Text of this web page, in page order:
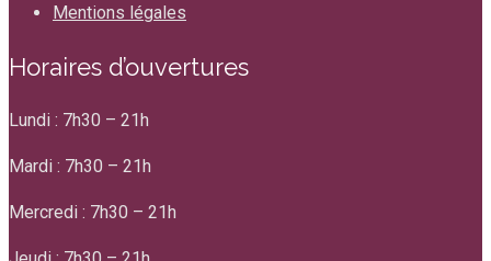
Mentions légales
Horaires d’ouvertures
Lundi : 7h30 – 21h
Mardi : 7h30 – 21h
Mercredi : 7h30 – 21h